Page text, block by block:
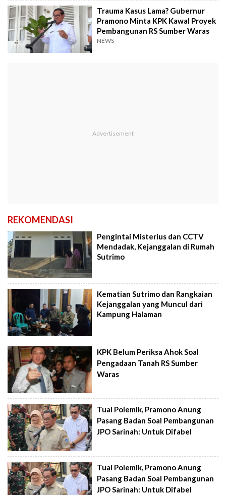
Trauma Kasus Lama? Gubernur
Pramono Minta KPK Kawal Proyek
Pembangunan RS Sumber Waras
NEWS
REKOMENDASI
Pengintai Misterius dan CCTV
Mendadak, Kejanggalan di Rumah
Sutrimo
Kematian Sutrimo dan Rangkaian
Kejanggalan yang Muncul dari
Kampung Halaman
KPK Belum Periksa Ahok Soal
Pengadaan Tanah RS Sumber
Waras
Tuai Polemik, Pramono Anung
Pasang Badan Soal Pembangunan
JPO Sarinah: Untuk Difabel
Tuai Polemik, Pramono Anung
Pasang Badan Soal Pembangunan
JPO Sarinah: Untuk Difabel